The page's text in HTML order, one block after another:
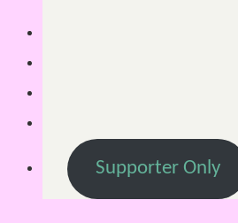
Supporter Only